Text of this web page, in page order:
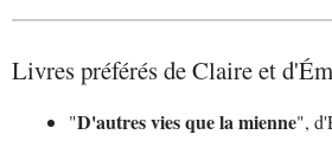
Livres préférés de Claire et
"D'autres vies que la mienne",